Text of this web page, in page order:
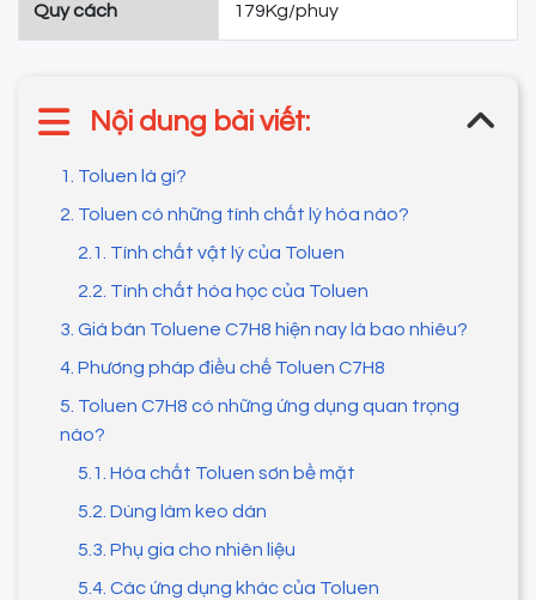
Quy cách 179Kg/phuy
Nội dung bài viết:
1. Toluen là gì?
2. Toluen có những tính chất lý hóa nào?
2.1. Tính chất vật lý của Toluen
2.2. Tính chất hóa học của Toluen
3. Giá bán Toluene C7H8 hiện nay là bao nhiêu?
4. Phương pháp điều chế Toluen C7H8
5. Toluen C7H8 có những ứng dụng quan trọng
nào?
5.1. Hóa chất Toluen sơn bề mặt
5.2. Dùng làm keo dán
5.3. Phụ gia cho nhiên liệu
5.4. Các ứng dụng khác của Toluen